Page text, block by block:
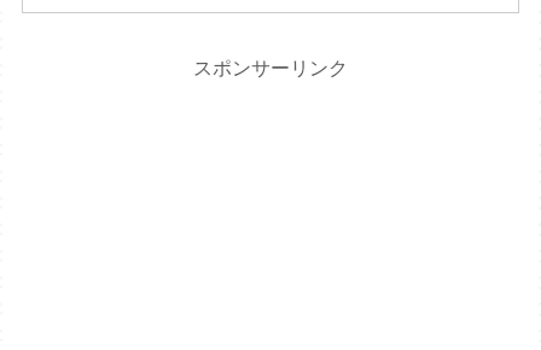
スポンサーリンク